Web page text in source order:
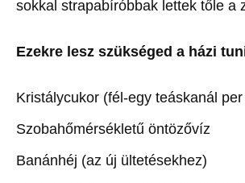
sokkal strapabíróbbak lettek tőle a
Ezekre lesz szükséged a házi
Kristálycukor (fél-egy teáskanál
Szobahőmérsékletű öntözővíz
Banánhéj (az új ültetésekhez)